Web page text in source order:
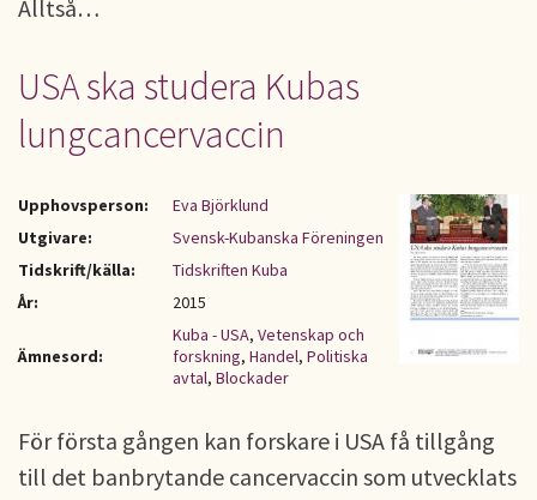
Alltså…
USA ska studera Kubas
lungcancervaccin
Upphovsperson:
Eva Björklund
Utgivare:
Svensk-Kubanska Föreningen
Tidskrift/källa:
Tidskriften Kuba
År:
2015
Ämnesord:
Kuba - USA, Vetenskap och
forskning, Handel, Politiska
avtal, Blockader
För första gången kan forskare i USA få tillgång
till det banbrytande cancervaccin som utvecklats